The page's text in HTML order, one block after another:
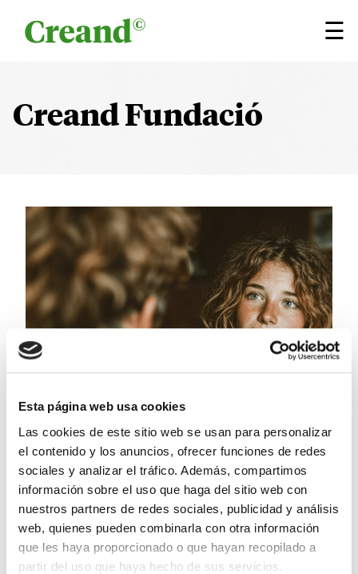
Esta página web usa cookies
Las cookies de este sitio web se usan para personalizar
el contenido y los anuncios, ofrecer funciones de redes
sociales y analizar el tráfico. Además, compartimos
información sobre el uso que haga del sitio web con
nuestros partners de redes sociales, publicidad y análisis
web, quienes pueden combinarla con otra información
que les haya proporcionado o que hayan recopilado a
partir del uso que haya hecho de sus servicios.
☰
×
Creand Fundació
13 Abr 2026 1 min
Creand Fundació organitza la conferència ‘Ser
adolescent avui: conflictes i reptes’ amb els
psicòlegs Jordi Royo i Silvia Pascal